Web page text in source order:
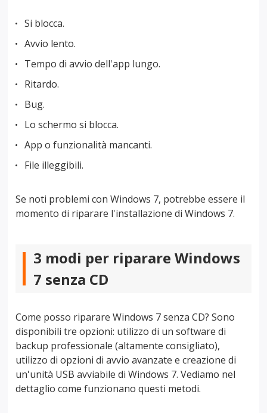
Si blocca.
Avvio lento.
Tempo di avvio dell'app lungo.
Ritardo.
Bug.
Lo schermo si blocca.
App o funzionalità mancanti.
File illeggibili.
Se noti problemi con Windows 7, potrebbe essere il
momento di riparare l'installazione di Windows 7.
3 modi per riparare Windows
7 senza CD
Come posso riparare Windows 7 senza CD? Sono
disponibili tre opzioni: utilizzo di un software di
backup professionale (altamente consigliato),
utilizzo di opzioni di avvio avanzate e creazione di
un'unità USB avviabile di Windows 7. Vediamo nel
dettaglio come funzionano questi metodi.